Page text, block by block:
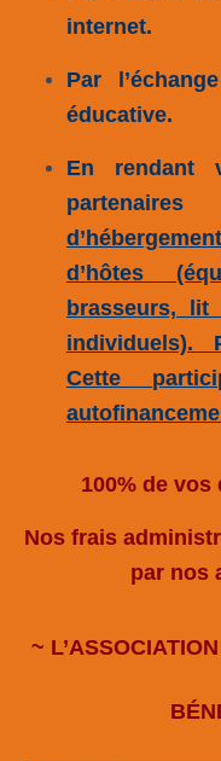
internet.
Par
éducative.
En rendant
d’hôtes
brasseurs,
individuels).
Cette
100% de
Nos frais
par nos
~